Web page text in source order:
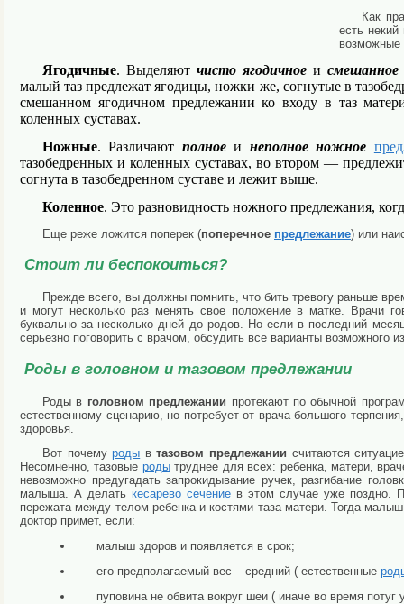
Как
есть
возможные
Ягодичные. Выделяют чисто ягодичноеи смешанное
малый таз предлежат ягодицы, ножки же, согнутые в
смешанном ягодичном предлежании ко входу в таз
коленных суставах.
Ножные. Различают полноеи неполное ножное
тазобедренных и коленных суставах, во втором —
согнута в тазобедренном суставе и лежит выше.
Коленное. Это разновидность ножного предлежания,
Еще реже ложится поперек (поперечное предлежание) или
Стоит ли беспокоиться?
Прежде всего, вы должны помнить, что бить тревогу раньше
и могут несколько раз менять свое положение в матке. Врачи
буквально за несколько дней до родов. Но если в последний
серьезно поговорить с врачом, обсудить все варианты возможного
Роды в головном и тазовом предлежании
Роды в головном предлежании протекают по обычной
естественному сценарию, но потребует от врача большого
здоровья.
Вот почемуроды втазовом предлежании считаются
Несомненно, тазовые родытруднее для всех: ребенка, матери,
невозможно предугадать запрокидывание ручек, разгибание
малыша. А делать кесарево сечение в этом случае уже поздно.
пережата между телом ребенка и костями таза матери. Тогда
доктор примет, если:
малыш здоров и появляется в срок;
его предполагаемый вес – средний ( естественные
пуповина не обвита вокруг шеи ( иначе во время потуг